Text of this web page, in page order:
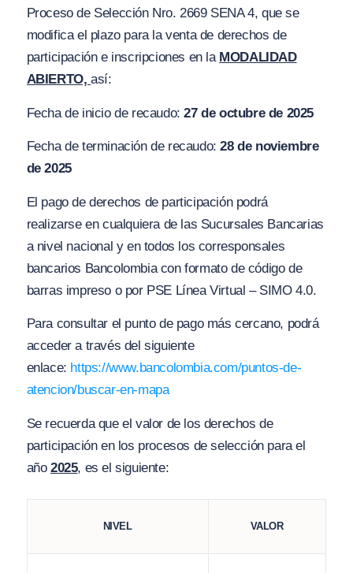
Proceso de Selección Nro. 2669 SENA 4, que se
modifica el plazo para la venta de derechos de
participación e inscripciones en la MODALIDAD
ABIERTO, así:
Fecha de inicio de recaudo:27 de octubre de 2025
Fecha de terminación de recaudo:28 de noviembre
de 2025
El pago de derechos de participación podrá
realizarse en cualquiera de las Sucursales Bancarias
a nivel nacional y en todos los corresponsales
bancarios Bancolombia con formato de código de
barras impreso o por PSE Línea Virtual – SIMO 4.0.
Para consultar el punto de pago más cercano, podrá
acceder a través del siguiente
enlace: https://www.bancolombia.com/puntos-de-
atencion/buscar-en-mapa
Se recuerda que el valor de los derechos de
participación en los procesos de selección para el
año 2025, es el siguiente:
NIVEL VALOR